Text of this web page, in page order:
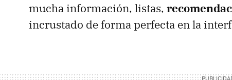
mucha información, listas,
incrustado de forma perfecta en la